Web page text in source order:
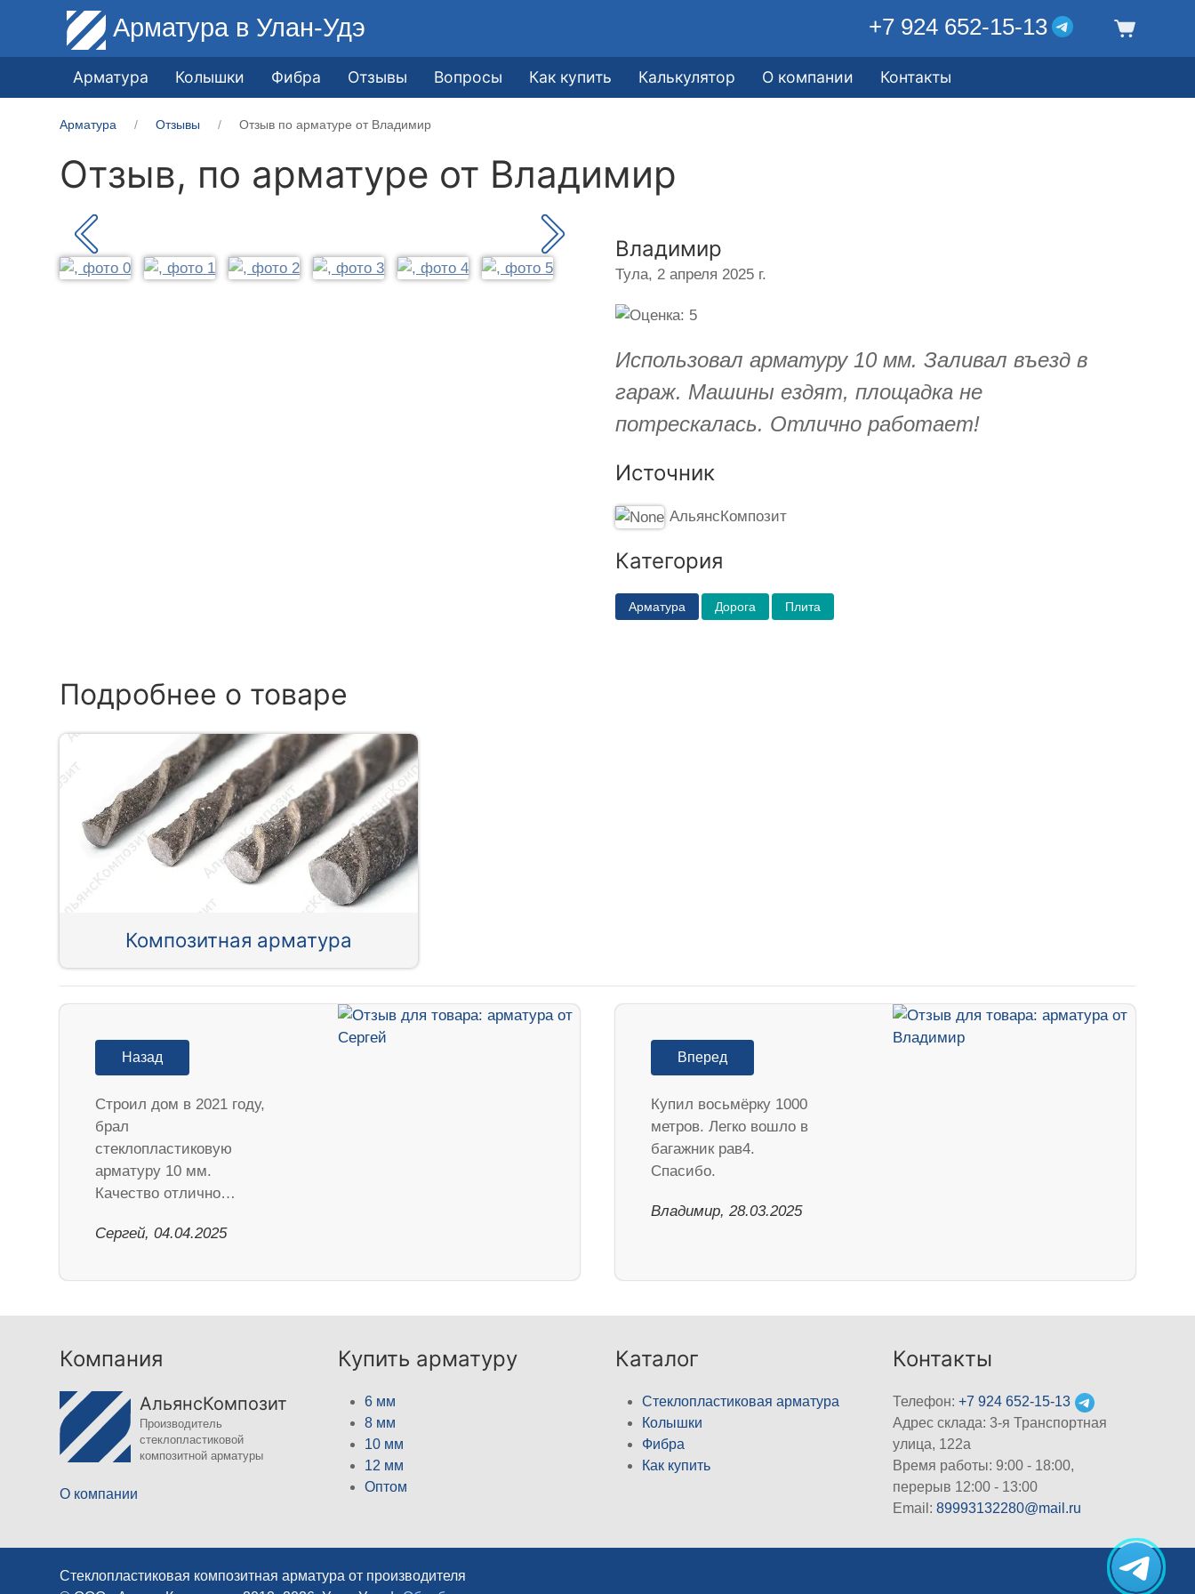
Арматура в Улан-Удэ +7 924 652-15-13
Арматура Колышки Фибра Отзывы Вопросы Как купить Калькулятор О компании Контакты
Арматура Отзывы Отзыв по арматуре от Владимир
Отзыв, по арматуре от Владимир
Владимир
Тула, 2 апреля 2025 г.
Использовал арматуру 10 мм. Заливал въезд в
гараж. Машины ездят, площадка не
потрескалась. Отлично работает!
Источник
АльянсКомпозит
Категория
Арматура Дорога Плита
Подробнее о товаре
Композитная арматура
Назад
Строил дом в 2021 году,
брал
стеклопластиковую
арматуру 10 мм.
Качество отлично…
Сергей, 04.04.2025
Вперед
Купил восьмёрку 1000
метров. Легко вошло в
багажник рав4.
Спасибо.
Владимир, 28.03.2025
Компания
АльянсКомпозит
Производитель
стеклопластиковой
композитной арматуры
О компании
Купить арматуру
6 мм
8 мм
10 мм
12 мм
Оптом
Каталог
Стеклопластиковая арматура
Колышки
Фибра
Как купить
Контакты
Телефон:+7 924 652-15-13
Адрес склада: 3-я Транспортная
улица, 122а
Время работы: 9:00 - 18:00,
перерыв 12:00 - 13:00
Email:89993132280@mail.ru
Стеклопластиковая композитная арматура от производителя